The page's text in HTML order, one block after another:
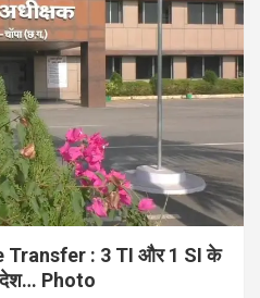
: 3 TI और 1 SI के
Photo